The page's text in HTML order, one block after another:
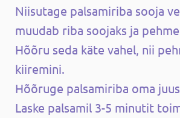
Niisutage palsamiriba sooja
muudab riba soojaks ja
Hõõru seda käte vahel, nii
kiiremini.
Hõõruge palsamiriba oma
Laske palsamil 3-5 minutit